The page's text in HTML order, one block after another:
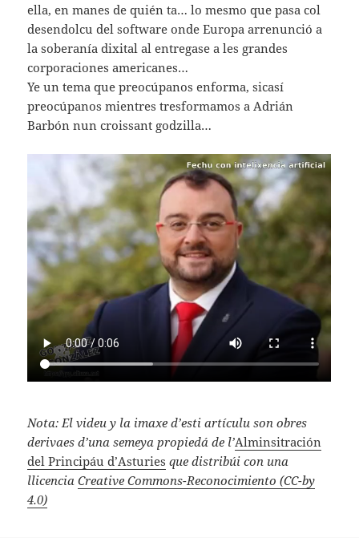
ella, en manes de quién ta… lo mesmo que pasa col
desendolcu del software onde Europa arrenunció a
la soberanía dixital al entregase a les grandes
corporaciones americanes…
Ye un tema que preocúpanos enforma, sicasí
preocúpanos mientres tresformamos a Adrián
Barbón nun croissant godzilla…
Nota: El videu y la imaxe d’esti artículu son obres
derivaes d’una semeya propiedá de l’Alminsitración
del Principáu d’Asturies que distribúi con una
llicenciaCreative Commons-Reconocimiento (CC-by
4.0)